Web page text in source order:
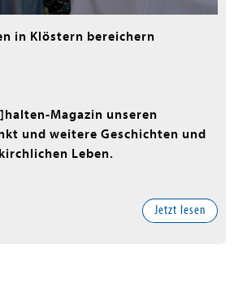
in Klöstern bereichern
Magazin unseren
und weitere Geschichten und
Leben.
Jetzt lesen